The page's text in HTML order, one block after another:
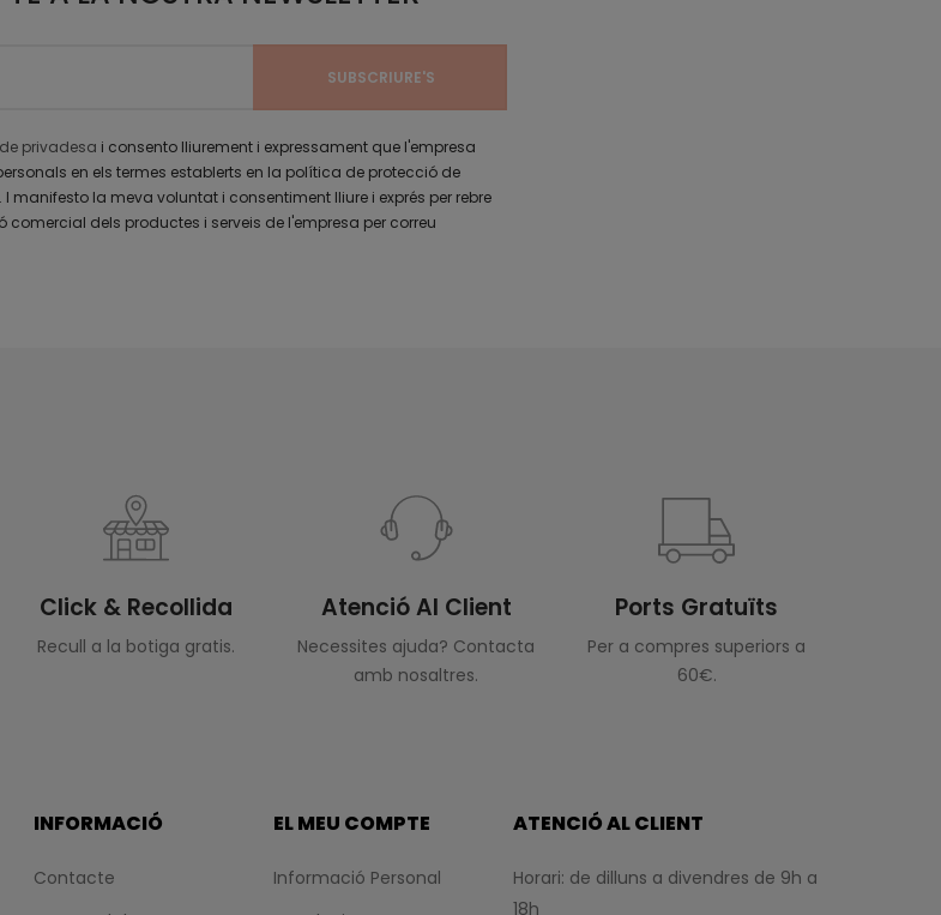
privadesa i consento lliurement i expressament que l'empresa
en els termes establerts en la política de protecció de
manifesto la meva voluntat i consentiment lliure i exprés per rebre
dels productes i serveis de l'empresa per correu
Click & Recollida
Recull a la botiga gratis.
Atenció Al Client
Necessites ajuda? Contacta
amb nosaltres.
Ports Gratuïts
Per a compres superiors a
60€.
INFORMACIÓ
Contacte
EL MEU COMPTE
Informació Personal
ATENCIÓ AL CLIENT
Horari: de dilluns a divendres de 9h a
18h